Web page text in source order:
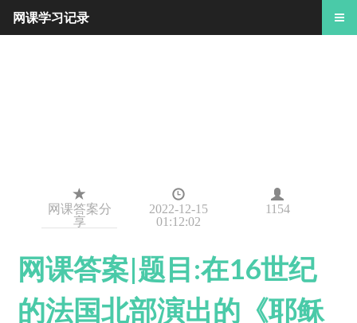
网课答案分
享
2022-12-15
01:12:02
1154
网课答案|题目:在16世纪
的法国北部演出的《耶稣
网课学习记录